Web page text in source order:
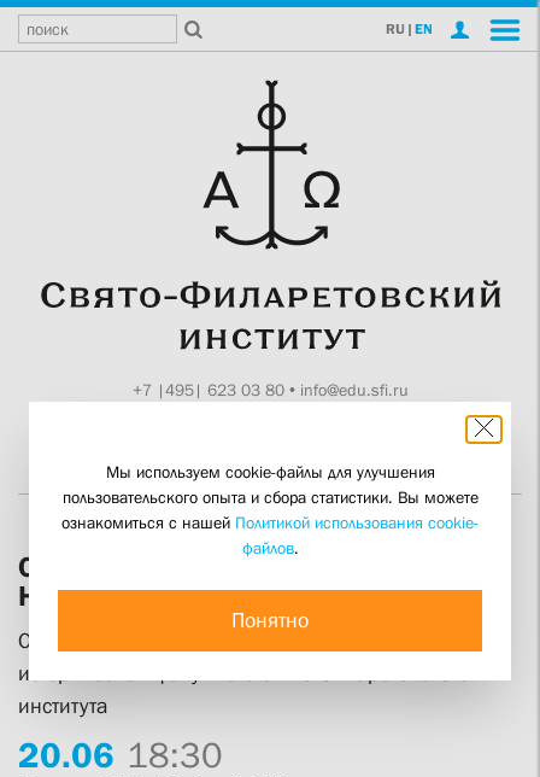
RU | EN
+7 |495| 623 03 80• info@edu.sfi.ru
Образ русского чиновника в повести
Николая Гоголя «Шинель»
Открытая лекция Юлии Балакшиной на
историческом факультете Свято-Филаретовского
института
20.06 18:30
Мы используем cookie-файлы для улучшения
пользовательского опыта и сбора статистики. Вы можете
ознакомиться с нашей Политикой использования cookie-
файлов.
Понятно